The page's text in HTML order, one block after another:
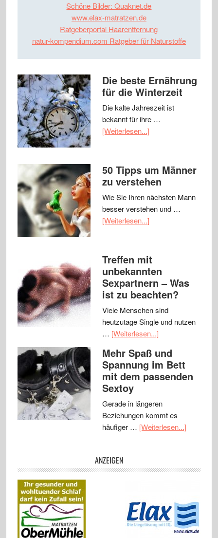
Schöne Bilder: Quaknet.de
www.elax-matratzen.de
Ratgeberportal Haarentfernung
natur-kompendium.com Ratgeber für Naturstoffe
Die beste Ernährung
für die Winterzeit
Die kalte Jahreszeit ist
bekannt für ihre …
[Weiterlesen...]
50 Tipps um Männer
zu verstehen
Wie Sie Ihren nächsten Mann
besser verstehen und …
[Weiterlesen...]
Treffen mit
unbekannten
Sexpartnern – Was
ist zu beachten?
Viele Menschen sind
heutzutage Single und nutzen
… [Weiterlesen...]
Mehr Spaß und
Spannung im Bett
mit dem passenden
Sextoy
Gerade in längeren
Beziehungen kommt es
häufiger … [Weiterlesen...]
ANZEIGEN